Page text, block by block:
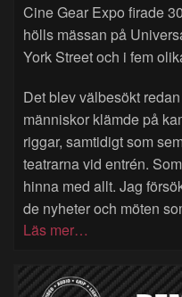
Cine Gear Expo firade
hölls mässan på
York Street och i fem
Det blev välbesökt
människor klämde på
riggar, samtidigt som
teatrarna vid entrén.
hinna med allt. Jag
de nyheter och möten
Läs mer…